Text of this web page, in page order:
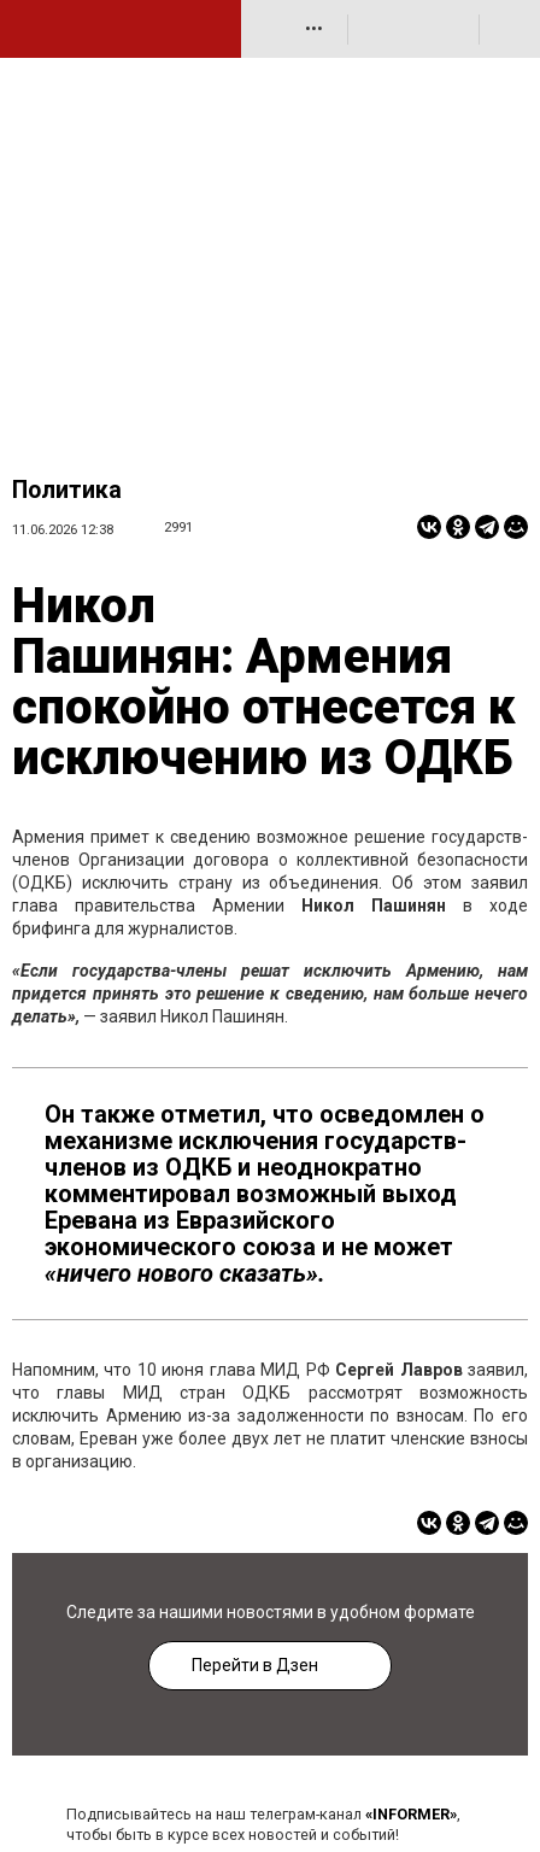
•••
Политика
11.06.2026 12:38 2991
Никол
Пашинян: Армения
спокойно отнесется к
исключению из ОДКБ
Армения примет к сведению возможное решение государств-
членов Организации договора о коллективной безопасности
(ОДКБ) исключить страну из объединения. Об этом заявил
глава правительства Армении
Никол Пашинян в ходе
брифинга для журналистов.
«Если государства-члены решат исключить Армению, нам
придется принять это решение к сведению, нам больше нечего
делать», — заявил Никол Пашинян.
Он также отметил, что осведомлен о
механизме исключения государств-
членов из ОДКБ и неоднократно
комментировал возможный выход
Еревана из Евразийского
экономического союза и не может
«ничего нового сказать».
Напомним, что 10 июня глава МИД РФ Сергей Лавровзаявил,
что главы МИД стран ОДКБ рассмотрят возможность
исключить Армению из-за задолженности по взносам. По его
словам, Ереван уже более двух лет не платит членские взносы
в организацию.
Следите за нашими новостями в удобном формате
Перейти в Дзен
Подписывайтесь на наш телеграм-канал «INFORMER»,
чтобы быть в курсе всех новостей и событий!